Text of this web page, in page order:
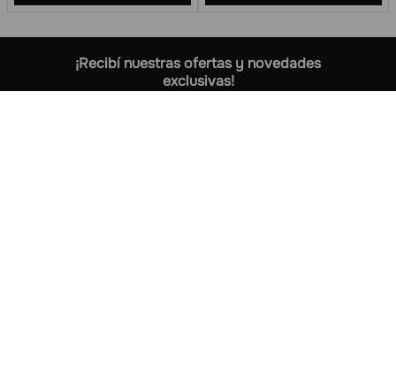
¡Recibí nuestras ofertas y novedades
exclusivas!